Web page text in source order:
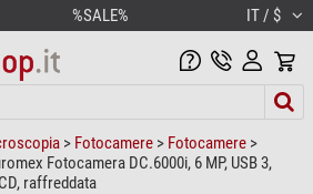
%SALE% IT / $
> Fotocamere > Fotocamere >
Fotocamera DC.6000i, 6 MP, USB 3,
raffreddata